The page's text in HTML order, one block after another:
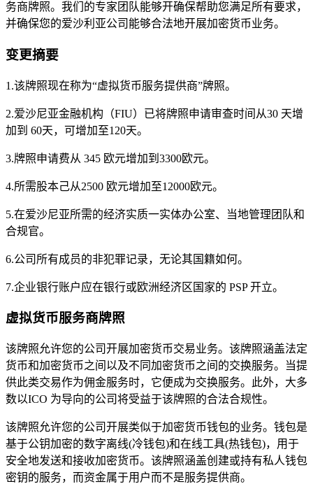
务商牌照。我们的专家团队能够开确保帮助您满足所有要求，
并确保您的爱沙利亚公司能够合法地开展加密货币业务。
变更摘要
1.该牌照现在称为“虚拟货币服务提供商”牌照。
2.爱沙尼亚金融机构（FIU）已将牌照申请审查时间从30 天增
加到 60天，可增加至120天。
3.牌照申请费从 345 欧元增加到3300欧元。
4.所需股本己从2500 欧元增加至12000欧元。
5.在爱沙尼亚所需的经济实质一实体办公室、当地管理团队和
合规官。
6.公司所有成员的非犯罪记录，无论其国籍如何。
7.企业银行账户应在银行或欧洲经济区国家的 PSP 开立。
虚拟货币服务商牌照
该牌照允许您的公司开展加密货币交易业务。该牌照涵盖法定
货币和加密货币之间以及不同加密货币之间的交换服务。当提
供此类交易作为佣金服务时，它便成为交换服务。此外，大多
数以ICO 为导向的公司将受益于该牌照的合法合规性。
该牌照允许您的公司开展类似于加密货币钱包的业务。钱包是
基于公钥加密的数字离线(冷钱包)和在线工具(热钱包)，用于
安全地发送和接收加密货币。该牌照涵盖创建或持有私人钱包
密钥的服务，而资金属于用户而不是服务提供商。